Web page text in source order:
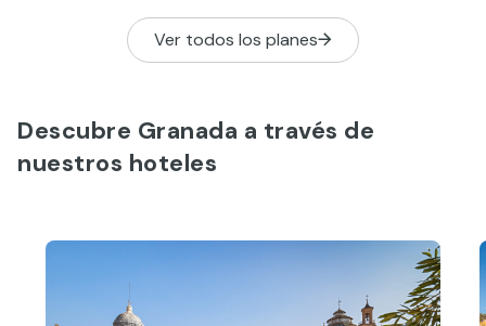
Ver todos los planes
Descubre Granada a través de
nuestros hoteles